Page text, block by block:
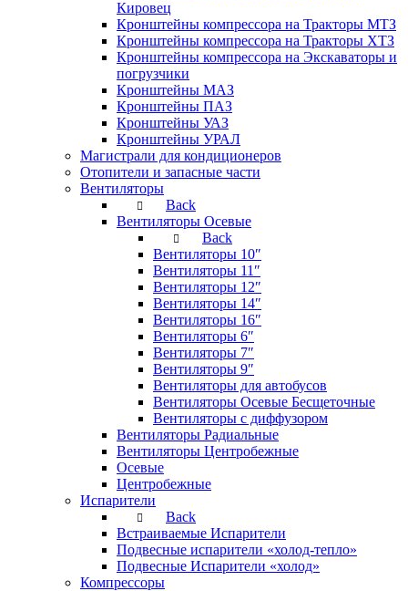
Кировец
Кронштейны компрессора на Тракторы МТЗ
Кронштейны компрессора на Тракторы ХТЗ
Кронштейны компрессора на Экскаваторы и
погрузчики
Кронштейны МАЗ
Кронштейны ПАЗ
Кронштейны УАЗ
Кронштейны УРАЛ
Магистрали для кондиционеров
Отопители и запасные части
Вентиляторы
Back
Вентиляторы Осевые
Back
Вентиляторы 10″
Вентиляторы 11″
Вентиляторы 12″
Вентиляторы 14″
Вентиляторы 16″
Вентиляторы 6″
Вентиляторы 7″
Вентиляторы 9″
Вентиляторы для автобусов
Вентиляторы Осевые Бесщеточные
Вентиляторы с диффузором
Вентиляторы Радиальные
Вентиляторы Центробежные
Осевые
Центробежные
Испарители
Back
Встраиваемые Испарители
Подвесные испарители «холод-тепло»
Подвесные Испарители «холод»
Компрессоры